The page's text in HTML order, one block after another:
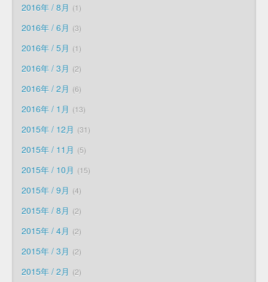
2016年 / 8月 1
2016年 / 6月 3
2016年 / 5月 1
2016年 / 3月 2
2016年 / 2月 6
2016年 / 1月 13
2015年 / 12月 31
2015年 / 11月 5
2015年 / 10月 15
2015年 / 9月 4
2015年 / 8月 2
2015年 / 4月 2
2015年 / 3月 2
2015年 / 2月 2